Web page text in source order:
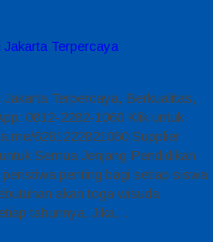
Terpercaya
Terpercaya, Berkualitas,
0812-2282-1060 Klik untuk
6281222821060 Supplier
Semua Jenjang Pendidikan
penting bagi setiap siswa
akan toga wisuda
tahunnya. Jika…